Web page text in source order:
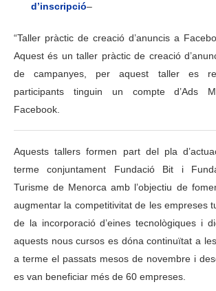
d’inscripció–
“Taller pràctic de creació d’anuncis a
Aquest és un taller pràctic de creació
de campanyes, per aquest taller es
participants tinguin un compte d’Ads
Facebook.
Aquests tallers formen part del pla
terme conjuntament Fundació Bit i
Turisme de Menorca amb l’objectiu de
augmentar la competitivitat de les empreses
de la incorporació d’eines tecnològiques i
aquests nous cursos es dóna continuïtat a
a terme el passats mesos de novembre i
es van beneficiar més de 60 empreses.